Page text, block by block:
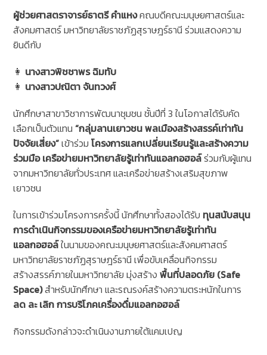
ผู้ช่วยศาสตราจารย์ธาตรี คำแหงคณบดีคณะมนุษยศาสตร์และ
สังคมศาสตร์ มหาวิทยาลัยราชภัฏสุราษฎร์ธานี ร่วมแสดงความ
ยินดีกับ
👩 นางสาวพิชชาพร ฉิมทับ
👩 นางสาวปณิตา จันทวงศ์
นักศึกษาสาขาวิชาการพัฒนาชุมชน ชั้นปีที่ 3 ในโอกาสได้รับคัด
เลือกเป็นตัวแทน“กลุ่มลานเยาวชน พลเมืองสร้างสรรค์เท่าทัน
ปัจจัยเสี่ยง”เข้าร่วมโครงการแลกเปลี่ยนเรียนรู้และสร้างความ
ร่วมมือ เครือข่ายมหาวิทยาลัยรู้เท่าทันแอลกอฮอล์ร่วมกับผู้แทน
จากมหาวิทยาลัยทั่วประเทศ และเครือข่ายสร้างเสริมสุขภาพ
เยาวชน
ในการเข้าร่วมโครงการครั้งนี้ นักศึกษาทั้งสองได้รับ ทุนสนับสนุน
การดำเนินกิจกรรมของเครือข่ายมหาวิทยาลัยรู้เท่าทัน
แอลกอฮอล์ในนามของคณะมนุษยศาสตร์และสังคมศาสตร์
มหาวิทยาลัยราชภัฏสุราษฎร์ธานี เพื่อขับเคลื่อนกิจกรรม
สร้างสรรค์ภายในมหาวิทยาลัย มุ่งสร้างพื้นที่ปลอดภัย (Safe
Space)สำหรับนักศึกษา และรณรงค์สร้างความตระหนักในการ
ลด ละ เลิก การบริโภคเครื่องดื่มแอลกอฮอล์
กิจกรรมดังกล่าวจะดำเนินงานภายใต้แคมเปญ